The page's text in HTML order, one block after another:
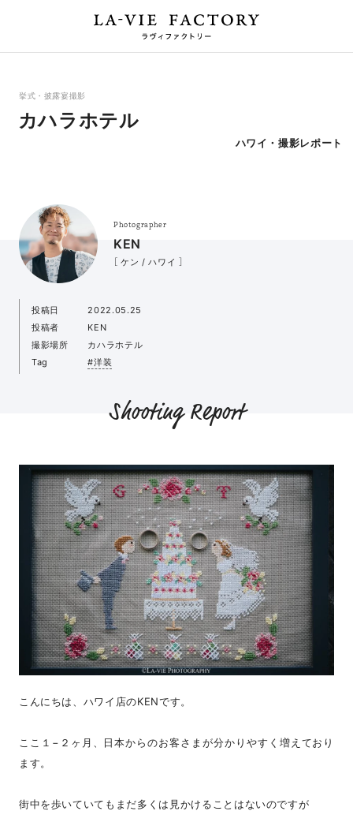
挙式・披露宴撮影
カハラホテル
ハワイ・撮影レポート
Photographer
KEN
［ ケン / ハワイ ］
投稿日
2022.05.25
投稿者
KEN
撮影場所
カハラホテル
Tag
#洋装
Shooting Report
こんにちは、ハワイ店のKENです。
ここ１−２ヶ月、日本からのお客さまが分かりやすく増えており
ます。
街中を歩いていてもまだ多くは見かけることはないのですが